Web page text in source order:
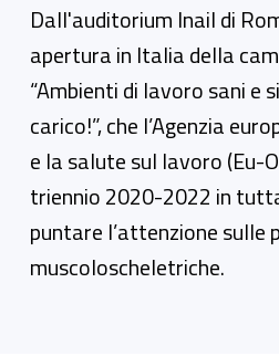
Dall'auditorium Inail di
apertura in Italia della
“Ambienti di lavoro sani e
carico!”, che l’Agenzia
e la salute sul lavoro (Eu-
triennio 2020-2022 in
puntare l’attenzione sulle
muscoloscheletriche.